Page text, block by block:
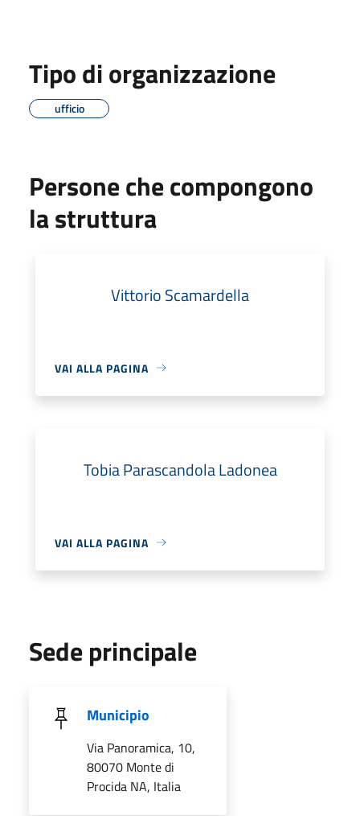
Tipo di organizzazione
ufficio
Persone che compongono
la struttura
Vittorio Scamardella
VAI ALLA PAGINA
Tobia Parascandola Ladonea
VAI ALLA PAGINA
Sede principale
Municipio
Via Panoramica, 10,
80070 Monte di
Procida NA, Italia